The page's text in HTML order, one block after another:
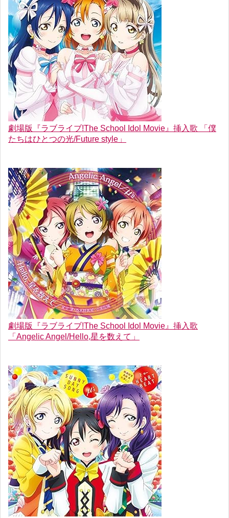
劇場版『ラブライブ!The School Idol Movie』挿入歌 「僕
たちはひとつの光/Future style」
劇場版『ラブライブ!The School Idol Movie』挿入歌
「Angelic Angel/Hello,星を数えて」